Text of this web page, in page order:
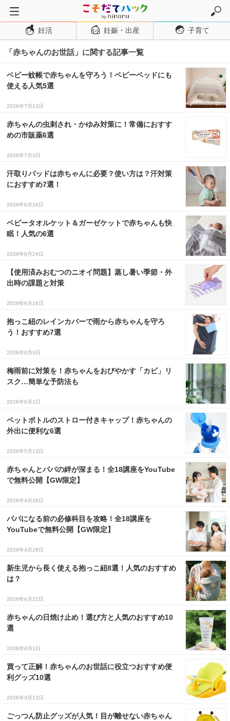
トップページ
妊活
妊娠・出産
妊娠超初期
妊娠初期
妊娠中期
妊娠後期
出産
子育て・育児
２歳児
妊活 妊娠・出産 子育て
「赤ちゃんのお世話」に関する記事一覧
ベビー蚊帳で赤ちゃんを守ろう！ベビーベッドにも
使える人気5選
2026年7月13日
赤ちゃんの虫刺され・かゆみ対策に！常備におすす
めの市販薬6選
2026年7月3日
汗取りパッドは赤ちゃんに必要？使い方は？汗対策
におすすめ7選！
2026年6月24日
ベビータオルケット＆ガーゼケットで赤ちゃんも快
眠！人気の6選
2026年6月24日
【使用済みおむつのニオイ問題】蒸し暑い季節・外
出時の課題と対策
2026年6月16日
抱っこ紐のレインカバーで雨から赤ちゃんを守ろ
う！おすすめ7選
2026年6月3日
梅雨前に対策を！赤ちゃんをおびやかす「カビ」リ
スク…簡単な予防法も
2026年6月1日
ペットボトルのストロー付きキャップ！赤ちゃんの
外出に便利な6選
2026年5月13日
赤ちゃんとパパの絆が深まる！全18講座をYouTube
で無料公開【GW限定】
2026年4月28日
パパになる前の必修科目を攻略！全18講座を
YouTubeで無料公開【GW限定】
2026年4月28日
新生児から長く使える抱っこ紐8選！人気のおすすめ
は？
2026年4月22日
赤ちゃんの日焼け止め！選び方と人気のおすすめ10
選
2026年4月1日
買って正解！赤ちゃんのお世話に役立つおすすめ便
利グッズ10選
2026年3月13日
ごっつん防止グッズが人気！目が離せない赤ちゃん